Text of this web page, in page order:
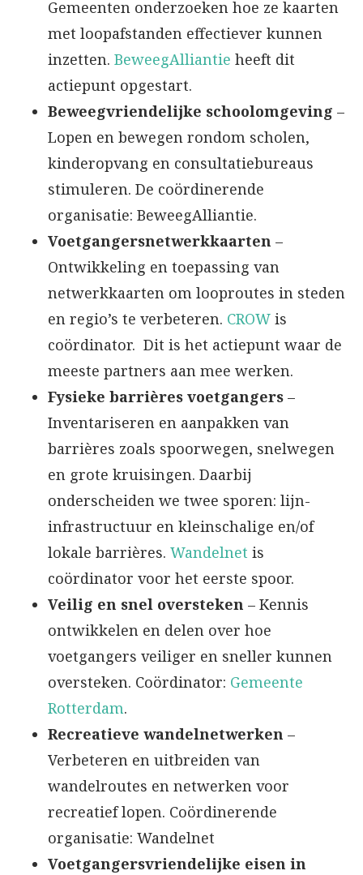
Gemeenten onderzoeken hoe ze kaarten
met loopafstanden effectiever kunnen
inzetten. BeweegAlliantie heeft dit
actiepunt opgestart.
Beweegvriendelijke schoolomgeving –
Lopen en bewegen rondom scholen,
kinderopvang en consultatiebureaus
stimuleren. De coördinerende
organisatie: BeweegAlliantie.
Voetgangersnetwerkkaarten –
Ontwikkeling en toepassing van
netwerkkaarten om looproutes in steden
en regio’s te verbeteren. CROW is
coördinator. Dit is het actiepunt waar de
meeste partners aan mee werken.
Fysieke barrières voetgangers –
Inventariseren en aanpakken van
barrières zoals spoorwegen, snelwegen
en grote kruisingen. Daarbij
onderscheiden we twee sporen: lijn-
infrastructuur en kleinschalige en/of
lokale barrières. Wandelnet is
coördinator voor het eerste spoor.
Veilig en snel oversteken – Kennis
ontwikkelen en delen over hoe
voetgangers veiliger en sneller kunnen
oversteken. Coördinator: Gemeente
Rotterdam.
Recreatieve wandelnetwerken –
Verbeteren en uitbreiden van
wandelroutes en netwerken voor
recreatief lopen. Coördinerende
organisatie: Wandelnet
Voetgangersvriendelijke eisen in